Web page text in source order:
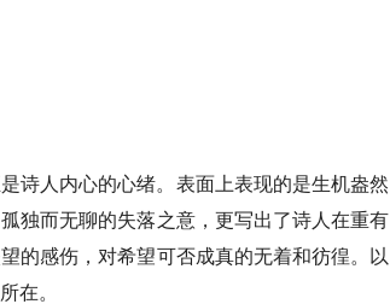
诗人内心的心绪。表面上表现的是生机盎然
独而无聊的失落之意，更写出了诗人在重有
的感伤，对希望可否成真的无着和彷徨。以
在。